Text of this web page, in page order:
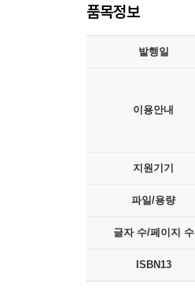
품목정보
발행일
이용안내
지원기기
파일/용량
글자 수/페이지 수
ISBN13